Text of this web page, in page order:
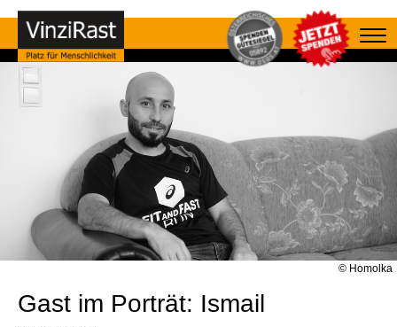
© Homolka
Gast im Porträt: Ismail